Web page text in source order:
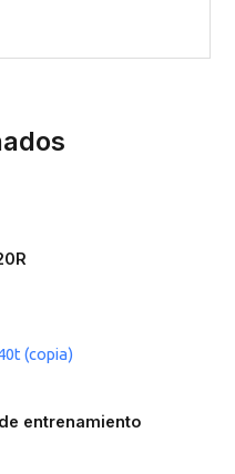
entrenamiento